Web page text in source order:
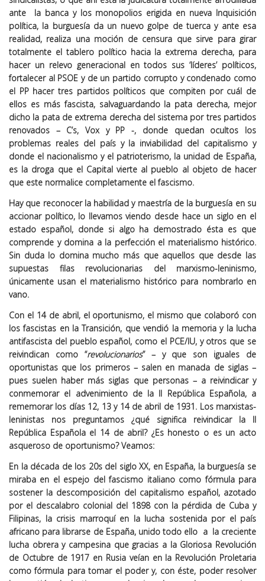
ante la banca y los monopolios erigida en nueva Inquisición
política, la burguesía da un nuevo golpe de tuerca y ante esa
realidad, realiza una moción de censura que sirve para girar
totalmente el tablero político hacia la extrema derecha, para
hacer un relevo generacional en todos sus ‘líderes’ políticos,
fortalecer al PSOE y de un partido corrupto y condenado como
el PP hacer tres partidos políticos que compiten por cuál de
ellos es más fascista, salvaguardando la pata derecha, mejor
dicho la pata de extrema derecha del sistema por tres partidos
renovados – C’s, Vox y PP -, donde quedan ocultos los
problemas reales del país y la inviabilidad del capitalismo y
donde el nacionalismo y el patrioterismo, la unidad de España,
es la droga que el Capital vierte al pueblo al objeto de hacer
que este normalice completamente el fascismo.
Hay que reconocer la habilidad y maestría de la burguesía en su
accionar político, lo llevamos viendo desde hace un siglo en el
estado español, donde si algo ha demostrado ésta es que
comprende y domina a la perfección el materialismo histórico.
Sin duda lo domina mucho más que aquellos que desde las
supuestas filas revolucionarias del marxismo-leninismo,
únicamente usan el materialismo histórico para nombrarlo en
vano.
Con el 14 de abril, el oportunismo, el mismo que colaboró con
los fascistas en la Transición, que vendió la memoria y la lucha
antifascista del pueblo español, como el PCE/IU, y otros que se
reivindican como “revolucionarios” – y que son iguales de
oportunistas que los primeros – salen en manada de siglas –
pues suelen haber más siglas que personas – a reivindicar y
conmemorar el advenimiento de la II República Española, a
rememorar los días 12, 13 y 14 de abril de 1931. Los marxistas-
leninistas nos preguntamos ¿qué significa reivindicar la II
República Española el 14 de abril? ¿Es honesto o es un acto
asqueroso de oportunismo? Veamos:
En la década de los 20s del siglo XX, en España, la burguesía se
miraba en el espejo del fascismo italiano como fórmula para
sostener la descomposición del capitalismo español, azotado
por el descalabro colonial del 1898 con la pérdida de Cuba y
Filipinas, la crisis marroquí en la lucha sostenida por el país
africano para librarse de España, unido todo ello a la creciente
lucha obrera y campesina que gracias a la Gloriosa Revolución
de Octubre de 1917 en Rusia veían en la Revolución Proletaria
como fórmula para tomar el poder y, con éste, poder resolver